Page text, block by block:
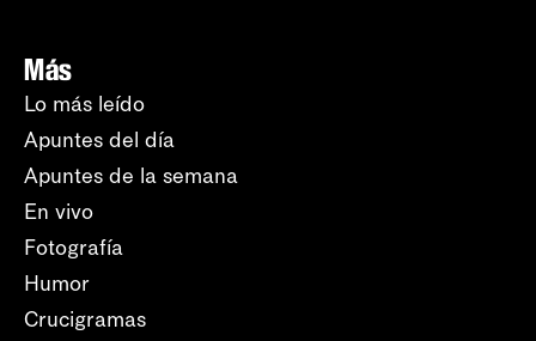
Más
Lo más leído
Apuntes del día
Apuntes de la semana
En vivo
Fotografía
Humor
Crucigramas